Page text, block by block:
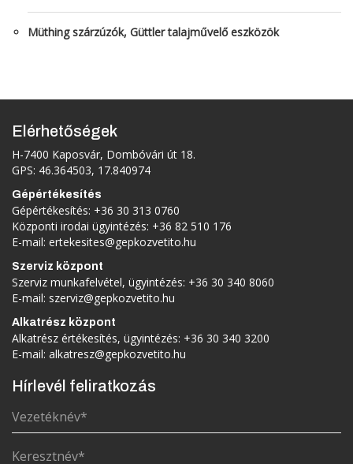
Müthing szárzúzók, Güttler talajművelő eszközök
Elérhetőségek
H-7400 Kaposvár, Dombóvári út 18.
GPS: 46.364503, 17.840974
Gépértékesítés
Gépértékesítés: +36 30 313 0760
Központi irodai ügyintézés: +36 82 510 176
E-mail: ertekesites@gepkozvetito.hu
Szerviz központ
Szerviz munkafelvétel, ügyintézés: +36 30 340 8060
E-mail: szerviz@gepkozvetito.hu
Alkatrész központ
Alkatrész értékesítés, ügyintézés: +36 30 340 3200
E-mail: alkatresz@gepkozvetito.hu
Hírlevél feliratkozás